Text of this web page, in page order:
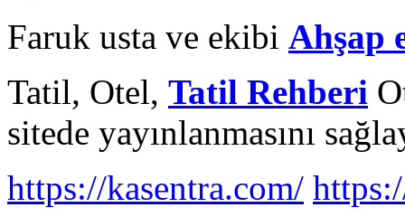
Faruk usta ve ekibi Ahşap
Tatil, Otel, Tatil Rehberi
sitede yayınlanmasını
https://kasentra.com/